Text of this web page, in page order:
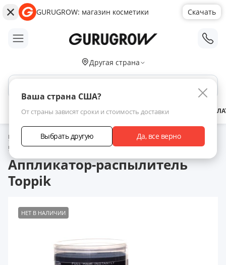
GURUGROW: магазин косметики Скачать
Другая страна
Ваша страна США?
От страны зависят сроки и стоимость доставки
Выбрать другую Да, все верно
АКЦИИ НОВИНКИБРЕНДЫЗАРАБОТАТЬ С НАМИ
Главная Каталог товаров Уход за волосами
Загустители /
камуфляж для волос
Аппликатор-распылитель Toppik
Аппликатор-распылитель
Toppik
НЕТ В НАЛИЧИИ